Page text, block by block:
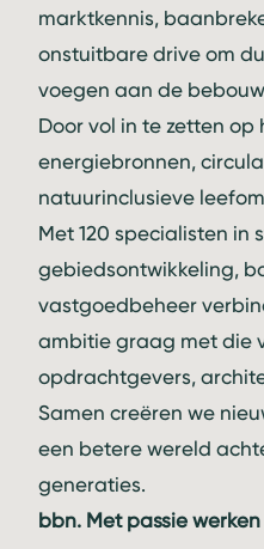
marktkennis,
onstuitbare drive om
voegen aan de
Door vol in te zetten
energiebronnen,
natuurinclusieve
Met 120 specialisten
gebiedsontwikkeling,
vastgoedbeheer
ambitie graag met die
opdrachtgevers,
Samen creëren we
een betere wereld
generaties.
bbn. Met passie